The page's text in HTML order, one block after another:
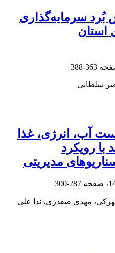
سرمایه‌گذاری
استان
363-388
سلطانی
آب، انرژی، غذا
با رویکرد
مدیریتی
287-300
مهدی صفدری، ندا علی